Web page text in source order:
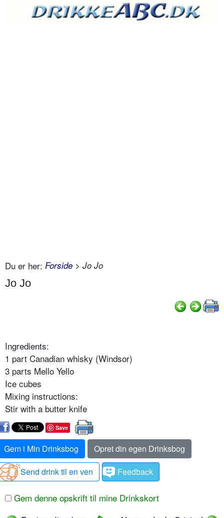
Du er her: Forside > Jo Jo
Jo Jo
Ingredients:
1 part Canadian whisky (Windsor)
3 parts Mello Yello
Ice cubes
Mixing instructions:
Stir with a butter knife
Save
Gem i Min Drinksbog
Opret din egen Drinksbog
Send drink til en ven
Feedback
Gem denne opskrift til mine Drinkskort